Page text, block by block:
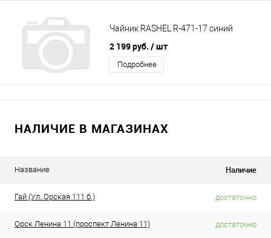
Чайник RASHEL R-471-17 синий
2 199 руб. / шт
Подробнее
НАЛИЧИЕ В МАГАЗИНАХ
Название Наличие
Гай (Ул. Орская 111 б.) достаточно
Орск Ленина 11 (проспект Ленина 11) достаточно